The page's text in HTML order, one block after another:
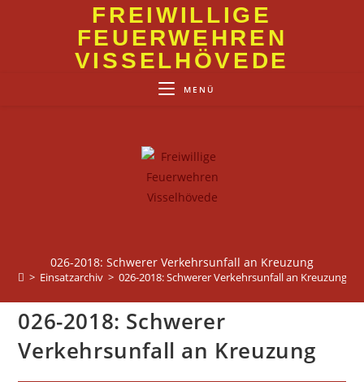
FREIWILLIGE
FEUERWEHREN
VISSELHÖVEDE
MENÜ
026-2018: Schwerer Verkehrsunfall an Kreuzung
> Einsatzarchiv > 026-2018: Schwerer Verkehrsunfall an Kreuzung
026-2018: Schwerer
Verkehrsunfall an Kreuzung